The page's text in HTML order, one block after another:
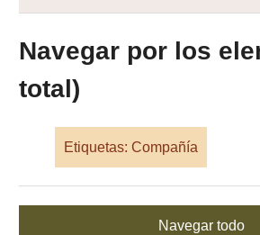
Navegar por los
total)
Etiquetas: Compañía
Navegar todo